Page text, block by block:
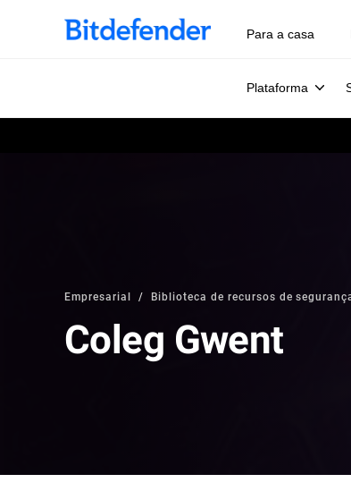
Para a casa
Plataforma
Empresarial Biblioteca de recursos de
Coleg Gwent